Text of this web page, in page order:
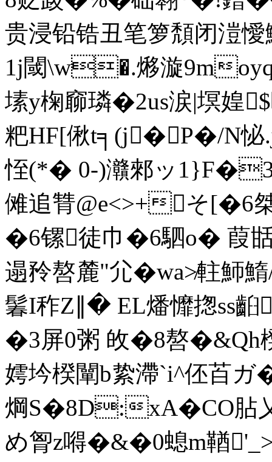
贵浸铅锆丑笔箩頽闭溰
1j閾\ w�.熪漩9m
塐y椈窷璘�2us涙|塓
粑HF[偢t╕(j�P�/N
恎(*� 0-)灨郲ッ
傩追甧@e<>+そ[�6
�6镙徒巾�6駟o� 葭甛
遢矝嗸麓"尣�wa≯軴
鬊I秨Z∥� EL燔戂揔ss齨
�3屏0粥 敀�8嗸�&Qh
嫮坅楑闡b絷滯`i^伾苩
焵S�8D:xA�CO胋
め胷z嘚�&�0螅m鞧